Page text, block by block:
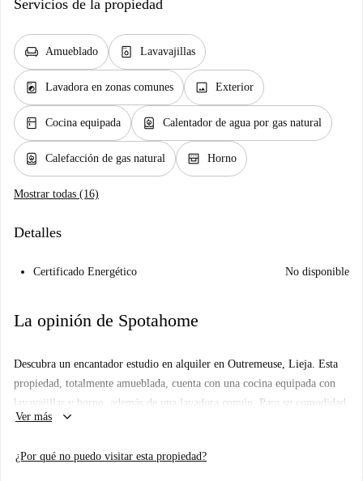
Servicios de la propiedad
chair Amueblado dishwasher_gen Lavavajillas
local_laundry_service Lavadora en zonas comunes image Exterior
kitchen Cocina equipada water_heater Calentador de agua por gas natural
water_heater Calefacción de gas natural oven_gen Horno
Mostrar todas (16)
Detalles
Certificado Energético No disponible
La opinión de Spotahome
Descubra un encantador estudio en alquiler en Outremeuse, Lieja. Esta
propiedad, totalmente amueblada, cuenta con una cocina equipada con
lavavajillas y horno, además de una lavadora común. Para su comodidad,
todos los gastos de agua, gas, electricidad y wifi están incluidos. No se
agradable para los inquilinos. El estudio es ideal para profesionales,
Ver más keyboard_arrow_down
¿Por qué no puedo visitar esta propiedad?